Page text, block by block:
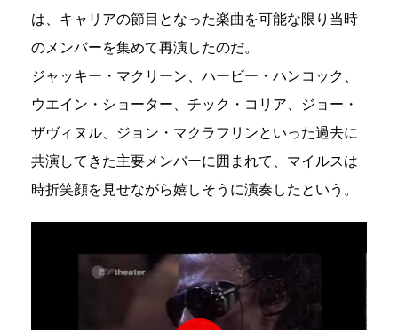
は、キャリアの節目となった楽曲を可能な限り当時
のメンバーを集めて再演したのだ。
ジャッキー・マクリーン、ハービー・ハンコック、
ウエイン・ショーター、チック・コリア、ジョー・
ザヴィヌル、ジョン・マクラフリンといった過去に
共演してきた主要メンバーに囲まれて、マイルスは
時折笑顔を見せながら嬉しそうに演奏したという。